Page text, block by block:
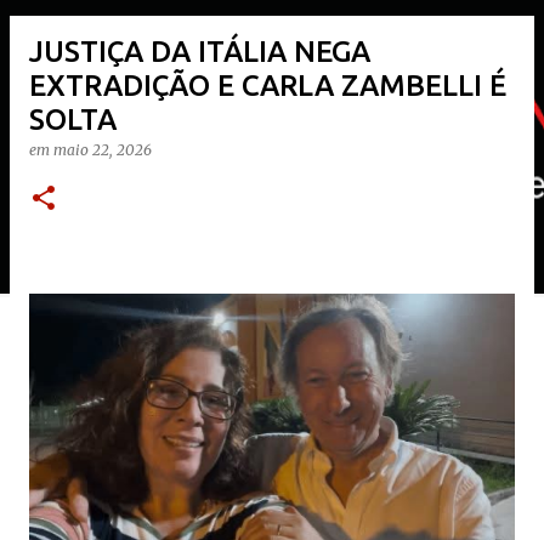
JUSTIÇA DA ITÁLIA NEGA
EXTRADIÇÃO E CARLA ZAMBELLI É
SOLTA
em maio 22, 2026